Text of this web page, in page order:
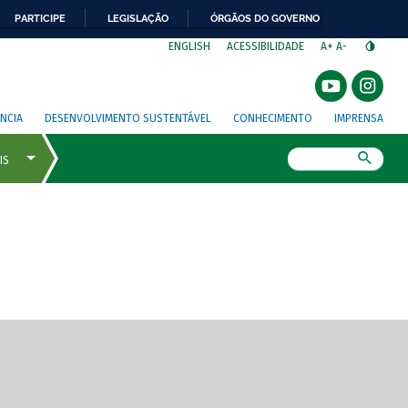
PARTICIPE LEGISLAÇÃO ÓRGÃOS DO GOVERNO
ENGLISH ACESSIBILIDADE A+ A-
DESENVOLVIMENTO SUSTENTÁVEL CONHECIMENTO IMPRENSA
de tela